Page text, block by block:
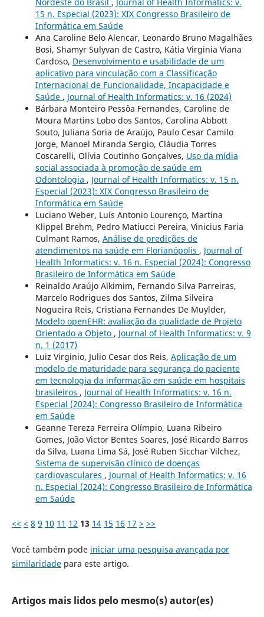
15 n. Especial (2023): XIX Congresso Brasileiro de
Informática em Saúde
Ana Caroline Belo Alencar, Leonardo Bruno Magalhães
Bosi, Shamyr Sulyvan de Castro, Kátia Virginia Viana
Cardoso, Desenvolvimento e usabilidade de um
aplicativo para vinculação com a Classificação
Internacional de Funcionalidade, Incapacidade e
Saúde , Journal of Health Informatics: v. 16 (2024)
Bárbara Monteiro Pessôa Fernandes, Caroline de
Moura Martins Lobo dos Santos, Carolina Abbott
Souto, Juliana Soria de Araújo, Paulo Cesar Camilo
Jorge, Manoel Miranda Sergio, Cláudia Torres
Coscarelli, Olívia Coutinho Gonçalves, Uso da mídia
social associada à promoção de saúde em
Odontologia , Journal of Health Informatics: v. 15 n.
Especial (2023): XIX Congresso Brasileiro de
Informática em Saúde
Luciano Weber, Luís Antonio Lourenço, Martina
Klippel Brehm, Pedro Matiucci Pereira, Vinicius Faria
Culmant Ramos, Análise de predições de
atendimentos na saúde em Florianópolis , Journal of
Health Informatics: v. 16 n. Especial (2024): Congresso
Brasileiro de Informática em Saúde
Reinaldo Araújo Alkimim, Fernando Silva Parreiras,
Marcelo Rodrigues dos Santos, Zilma Silveira
Nogueira Reis, Cristiana Fernandes De Muylder,
Modelo openEHR: avaliação da qualidade de Projeto
Orientado a Objeto , Journal of Health Informatics: v. 9
n. 1 (2017)
Luiz Virginio, Julio Cesar dos Reis, Aplicação de um
modelo de maturidade para segurança do paciente
em tecnologia da informação em saúde em hospitais
brasileiros , Journal of Health Informatics: v. 16 n.
Especial (2024): Congresso Brasileiro de Informática
em Saúde
Geanne Tereza Ferreira Olímpio, Luana Ribeiro
Gomes, João Victor Bentes Soares, José Ricardo Barros
da Silva, Luana Lima Sá, José Ruben Sicchar Vilchez,
Sistema de supervisão clínico de doenças
cardiovasculares , Journal of Health Informatics: v. 16
n. Especial (2024): Congresso Brasileiro de Informática
em Saúde
<< < 8 9 10 11 12 13 14 15 16 17 > >>
Você também pode iniciar uma pesquisa avançada por
similaridadepara este artigo.
Artigos mais lidos pelo mesmo(s) autor(es)